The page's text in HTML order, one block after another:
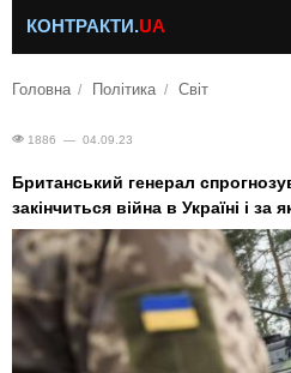
КОНТРАКТИ.UA
Головна Політика Світ
1886 — 04.09.23
Британський генерал
закінчиться війна в Україні і за